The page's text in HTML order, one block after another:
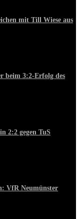
mit Till Wiese aus
beim 3:2-Erfolg des
2:2 gegen TuS
VfR Neumünster